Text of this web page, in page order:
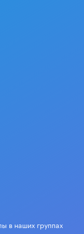
в наших группах